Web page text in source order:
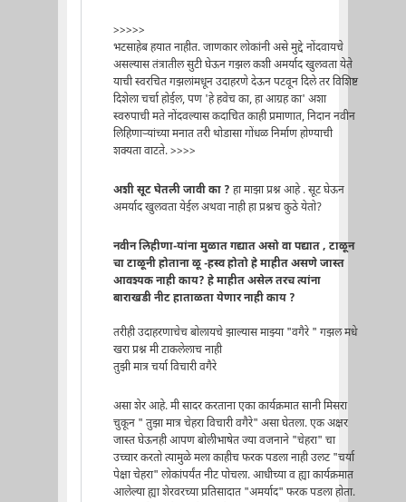
>>>>>
भटसाहेब हयात नाहीत. जाणकार लोकांनी असे मुद्दे नोंदवायचे
असल्यास तंत्रातील सुटी घेऊन गझल कशी अमर्याद खुलवता येते
याची स्वरचित गझलांमधून उदाहरणे देऊन पटवून दिले तर विशिष्ट
दिशेला चर्चा होईल, पण 'हे हवेच का, हा आग्रह का' अशा
स्वरुपाची मते नोंदवल्यास कदाचित काही प्रमाणात, निदान नवीन
लिहिणार्‍यांच्या मनात तरी थोडासा गोंधळ निर्माण होण्याची
शक्यता वाटते. >>>>
अशी सूट घेतली जावी का ? हा माझा प्रश्न आहे . सूट घेऊन
अमर्याद खुलवता येईल अथवा नाही हा प्रश्नच कुठे येतो?
नवीन लिहीणा-यांना मुळात गद्यात असो वा पद्यात , टाळून
चा टाळूनी होताना ळू -हस्व होतो हे माहीत असणे जास्त
आवश्यक नाही काय? हे माहीत असेल तरच त्यांना
बाराखडी नीट हाताळता येणार नाही काय ?
तरीही उदाहरणाचेच बोलायचे झाल्यास माझ्या "वगैरे " गझल मधे
खरा प्रश्न मी टाकलेलाच नाही
तुझी मात्र चर्या विचारी वगैरे
असा शेर आहे. मी सादर करताना एका कार्यक्रमात सानी मिसरा
चुकून " तुझा मात्र चेहरा विचारी वगैरे" असा घेतला. एक अक्षर
जास्त घेऊनही आपण बोलीभाषेत ज्या वजनाने "चेहरा" चा
उच्चार करतो त्यामुळे मला काहीच फरक पडला नाही उलट "चर्या
पेक्षा चेहरा" लोकांपर्यंत नीट पोचला. आधीच्या व ह्या कार्यक्रमात
आलेल्या ह्या शेरवरच्या प्रतिसादात "अमर्याद" फरक पडला होता.